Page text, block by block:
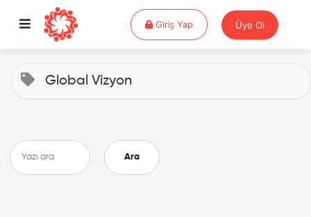
Giriş YapGiriş Yap Üye Ol
Global Vizyon
Ara